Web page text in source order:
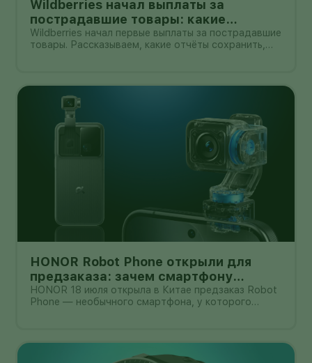
Wildberries начал выплаты за
пострадавшие товары: какие
документы собрать и чем поможет
АПМ
Wildberries начал первые выплаты за пострадавшие
товары. Рассказываем, какие отчёты сохранить,
HONOR Robot Phone открыли для
предзаказа: зачем смартфону
камера на роботизированной руке
HONOR 18 июля открыла в Китае предзаказ Robot
Phone — необычного смартфона, у которого